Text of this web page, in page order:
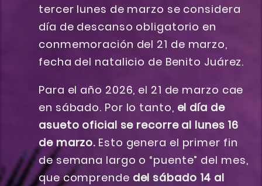
tercer lunes de marzo se considera
día de descanso obligatorio en
conmemoración del 21 de marzo,
fecha del natalicio de Benito Juárez.
Para el año 2026, el 21 de marzo cae
en sábado. Por lo tanto, el día de
asueto oficial se recorre al lunes 16
de marzo. Esto genera el primer fin
de semana largo o “puente” del mes,
que comprende del sábado 14 al